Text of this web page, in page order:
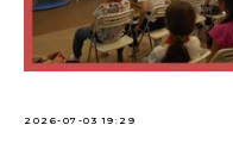
2026-07-03 19:29